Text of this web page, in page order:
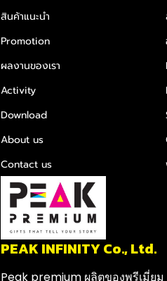
สินค้าแนะนำ
Promotion
ผลงานของเรา
Activity
Download
About us
Contact us
PEAK INFINITY Co., Ltd.
Peak premium ผลิตของพรีเมี่ยม